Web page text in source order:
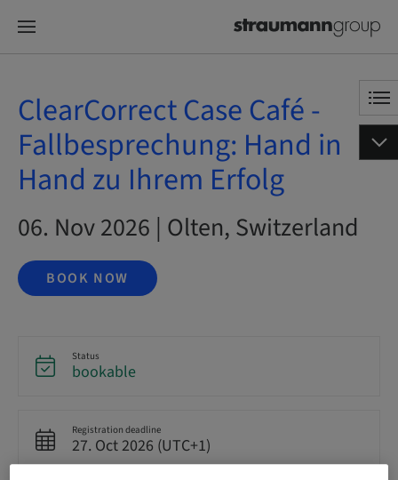
ClearCorrect Case Café -
Fallbesprechung: Hand in
Hand zu Ihrem Erfolg
06. Nov 2026 | Olten, Switzerland
BOOK NOW
Status
bookable
Registration deadline
27. Oct 2026 (UTC+1)